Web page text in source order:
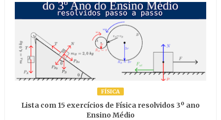
FÍSICA
Lista com 15 exercícios de Física resolvidos 3º ano
Ensino Médio